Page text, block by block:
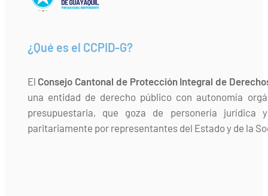
¿Qué es el CCPID-G?
El Consejo Cantonal de Protección Integral de
una entidad de derecho público con autonomía
presupuestaria, que goza de personería jurídica
paritariamente por representantes del Estado y de la